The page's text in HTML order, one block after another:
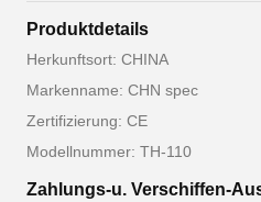
Produktdetails
Herkunftsort: CHINA
Markenname: CHN spec
Zertifizierung: CE
Modellnummer: TH-110
Zahlungs-u. Verschiffen-